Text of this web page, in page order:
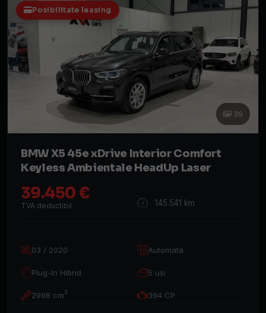
Posibilitate leasing
39
BMW X5 45e xDrive Interior Comfort
Keyless Ambientale HeadUp Laser
39.450 €
TVA deductibil 145.541 km
03 / 2020 Automata
Plug-In Hibrid 5 usi
2998 cm3 394 CP